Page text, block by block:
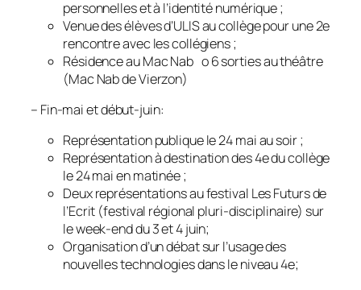
personnelles et à l’identité numérique ;
Venue des élèves d’ULIS au collège pour une 2e
rencontre avec les collégiens ;
Résidence au Mac Nab o 6 sorties au théâtre
(Mac Nab de Vierzon)
– Fin-mai et début-juin:
Représentation publique le 24 mai au soir ;
Représentation à destination des 4e du collège
le 24 mai en matinée ;
Deux représentations au festival Les Futurs de
l’Ecrit (festival régional pluri-disciplinaire) sur
le week-end du 3 et 4 juin;
Organisation d’un débat sur l’usage des
nouvelles technologies dans le niveau 4e;